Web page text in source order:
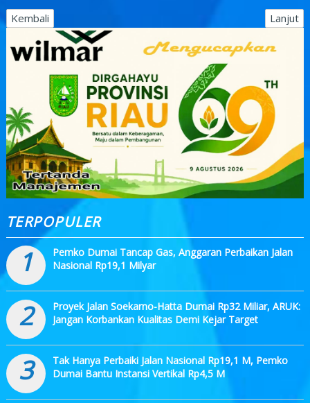
Kembali Lanjut
TERPOPULER
1
Pemko Dumai Tancap Gas, Anggaran Perbaikan Jalan
Nasional Rp19,1 Milyar
2
Proyek Jalan Soekarno-Hatta Dumai Rp32 Miliar, ARUK:
Jangan Korbankan Kualitas Demi Kejar Target
3
Tak Hanya Perbaiki Jalan Nasional Rp19,1 M, Pemko
Dumai Bantu Instansi Vertikal Rp4,5 M